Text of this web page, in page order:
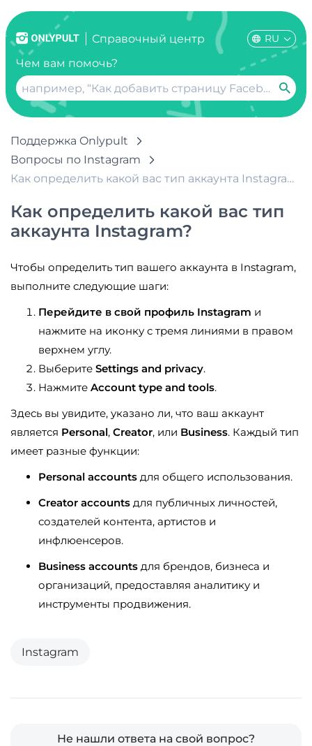
Справочный центр RU
Чем вам помочь?
Поддержка Onlypult
Вопросы по Instagram
Как определить какой вас тип аккаунта Instagram?
Как определить какой вас тип
аккаунта Instagram?
Чтобы определить тип вашего аккаунта в Instagram,
выполните следующие шаги:
Перейдите в свой профиль Instagram и
нажмите на иконку с тремя линиями в правом
верхнем углу.
Выберите Settings and privacy.
Нажмите Account type and tools.
Здесь вы увидите, указано ли, что ваш аккаунт
является Personal, Creator, или Business. Каждый тип
имеет разные функции:
Personal accounts для общего использования.
Creator accounts для публичных личностей,
создателей контента, артистов и
инфлюенсеров.
Business accounts для брендов, бизнеса и
организаций, предоставляя аналитику и
инструменты продвижения.
Instagram
Не нашли ответа на свой вопрос?